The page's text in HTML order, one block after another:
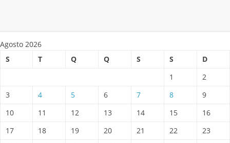
Agosto 2026
S
T Q Q S S
D
1
2
3
4 5 6 7 8
9
10
11 12 13 14 15
16
17
18 19 20 21 22
23